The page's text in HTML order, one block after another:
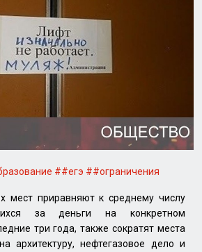
##егэ ##ограничения
мест приравняют к среднему числу
за деньги на конкретном
три года, также сократят места
архитектуру, нефтегазовое дело и